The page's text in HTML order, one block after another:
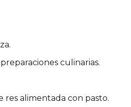
culinarias.
alimentada con pasto.